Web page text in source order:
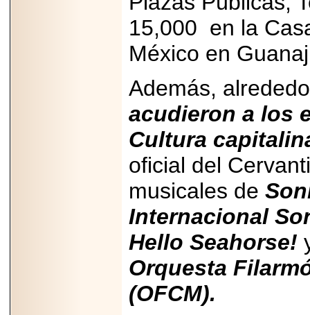
15,000 en la
México en
Además,
acudieron a los
Cultura
oficial del
musicales de
Internacional
Hello Seahorse!
Orquesta
(OFCM).